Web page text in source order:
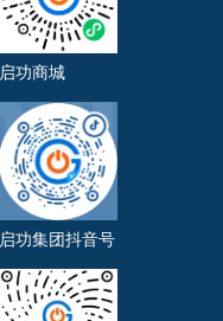
启功商城
启功集团抖音号